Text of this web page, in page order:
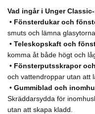
Vad ingår i Unger
• Fönsterdukar och
smuts och lämna
• Teleskopskaft och
komma åt både högt och
• Fönsterputsskrapor
och vattendroppar utan att
• Gummiblad och
Skräddarsydda för
utan att skapa kladd.